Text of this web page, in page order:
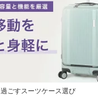
ごすスーツケース選び